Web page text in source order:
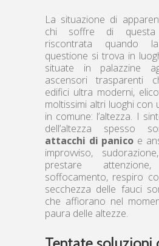
La situazione di
chi soffre di
riscontrata quando
questione si trova in
situate in palazzine
ascensori trasparenti
edifici ultra moderni,
moltissimi altri luoghi con
in comune: l’altezza. I
dell’altezza spesso
attacchi di panico e
improvviso,
prestare
soffocamento, respiro
secchezza delle fauci
che affiorano nel
paura delle altezze.